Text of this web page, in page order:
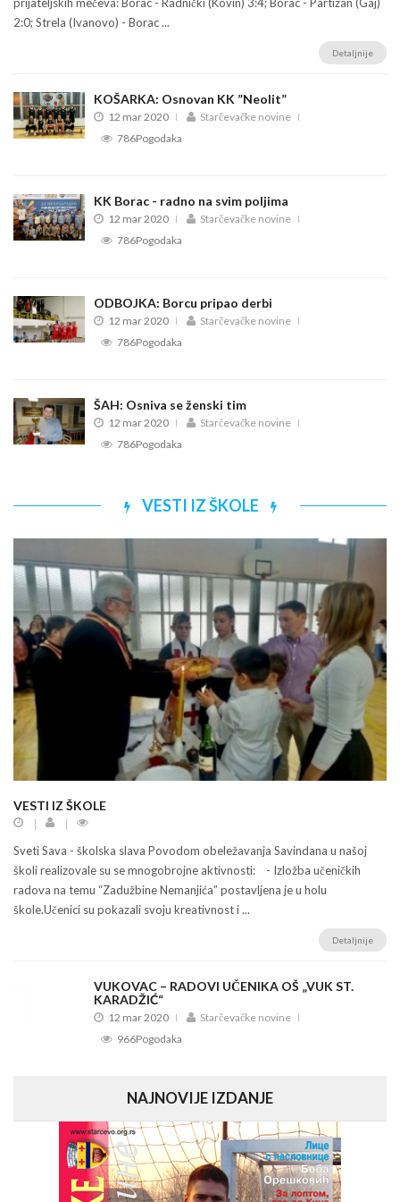
2:0; Strela (Ivanovo) - Borac ...
Detaljnije
KOŠARKA: Osnovan KK ”Neolit”
12 mar 2020
Starčevačke novine
786Pogodaka
KK Borac - radno na svim poljima
12 mar 2020
Starčevačke novine
786Pogodaka
ODBOJKA: Borcu pripao derbi
12 mar 2020
Starčevačke novine
786Pogodaka
ŠAH: Osniva se ženski tim
12 mar 2020
Starčevačke novine
786Pogodaka
VESTI IZ ŠKOLE
VESTI IZ ŠKOLE
Sveti Sava - školska slava Povodom obeležavanja Savindana u našoj
školi realizovale su se mnogobrojne aktivnosti: - Izložba učeničkih
radova na temu “Zadužbine Nemanjića” postavljena je u holu
škole.Učenici su pokazali svoju kreativnost i ...
Detaljnije
VUKOVAC – RADOVI UČENIKA OŠ „VUK ST.
KARADŽIĆ“
12 mar 2020
Starčevačke novine
966Pogodaka
NAJNOVIJE IZDANJE